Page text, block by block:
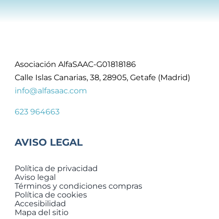
Asociación AlfaSAAC-G01818186
Calle Islas Canarias, 38, 28905, Getafe (Madrid)
info@alfasaac.com
623 964663
AVISO LEGAL
Política de privacidad
Aviso legal
Términos y condiciones compras
Política de cookies
Accesibilidad
Mapa del sitio